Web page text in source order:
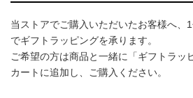
当ストアでご購入いただいたお客様へ、
でギフトラッピングを承ります。
ご希望の方は商品と一緒に「ギフトラッ
カートに追加し、ご購入ください。